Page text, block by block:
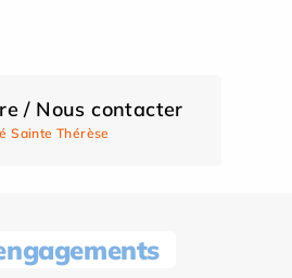
/ Nous contacter
Sainte Thérèse